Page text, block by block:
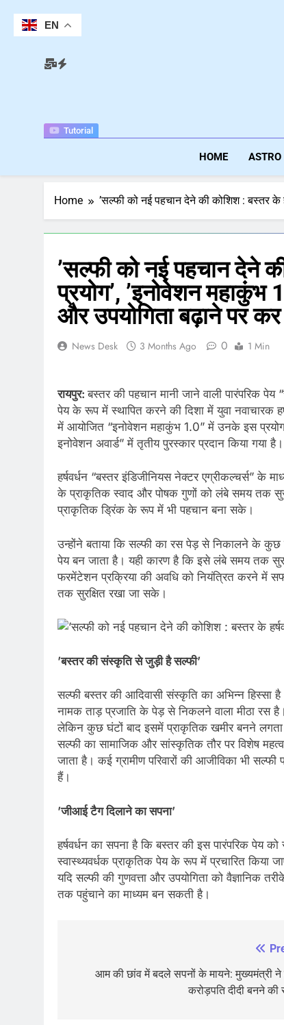
content
Tutorial
HOME ASTRO
Home ’सल्फी को नई पहचान देने की कोशिश : बस्तर के
’सल्फी को नई पहचान देने
प्रयोग’, ’इनोवेशन महाकुंभ
और उपयोगिता बढ़ाने पर
News Desk 3 Months Ago 0 1 Min
रायपुर:बस्तर की पहचान मानी जाने वाली पारंपरिक
पेय के रूप में स्थापित करने की दिशा में युवा नवाचारक
में आयोजित “इनोवेशन महाकुंभ 1.0” में उनके इस प्रयोग
इनोवेशन अवार्ड” में तृतीय पुरस्कार प्रदान किया गया है।
हर्षवर्धन “बस्तर इंडिजीनियस नेक्टर एग्रीकल्चर्स” के
के प्राकृतिक स्वाद और पोषक गुणों को लंबे समय तक
प्राकृतिक ड्रिंक के रूप में भी पहचान बना सके।
उन्होंने बताया कि सल्फी का रस पेड़ से निकालने के
पेय बन जाता है। यही कारण है कि इसे लंबे समय तक
फरमेंटेशन प्रक्रिया की अवधि को नियंत्रित करने में
तक सुरक्षित रखा जा सके।
’बस्तर की संस्कृति से जुड़ी है सल्फी’
सल्फी बस्तर की आदिवासी संस्कृति का अभिन्न हिस्सा
नामक ताड़ प्रजाति के पेड़ से निकलने वाला मीठा रस है।
लेकिन कुछ घंटों बाद इसमें प्राकृतिक खमीर बनने लगता
सल्फी का सामाजिक और सांस्कृतिक तौर पर विशेष
जाता है। कई ग्रामीण परिवारों की आजीविका भी
हैं।
’जीआई टैग दिलाने का सपना’
हर्षवर्धन का सपना है कि बस्तर की इस पारंपरिक पेय
स्वास्थ्यवर्धक प्राकृतिक पेय के रूप में प्रचारित किया
यदि सल्फी की गुणवत्ता और उपयोगिता को वैज्ञानिक
तक पहुंचाने का माध्यम बन सकती है।
navigation
आम की छांव में बदले सपनों के मायने: मुख्यमंत्री
करोड़पति दीदी बनने की
EN